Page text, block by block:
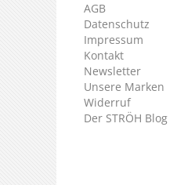
AGB
Datenschutz
Impressum
Kontakt
Newsletter
Unsere Marken
Widerruf
Der STRÖH Blog